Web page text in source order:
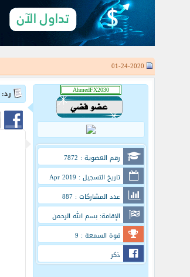
رقم العضوية : 7872
تاريخ التسجيل : Apr 2019
عدد المشاركات : 887
الإقامة: بسم الله الرحمن
الرحيم
قوة السمعة : 9
ذكر